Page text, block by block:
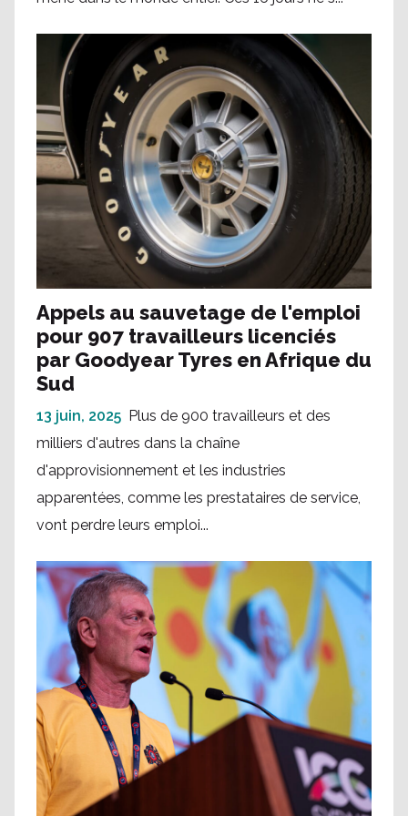
Appels au sauvetage de l'emploi
pour 907 travailleurs licenciés
par Goodyear Tyres en Afrique du
Sud
13 juin, 2025 Plus de 900 travailleurs et des
milliers d'autres dans la chaîne
d'approvisionnement et les industries
apparentées, comme les prestataires de service,
vont perdre leurs emploi...